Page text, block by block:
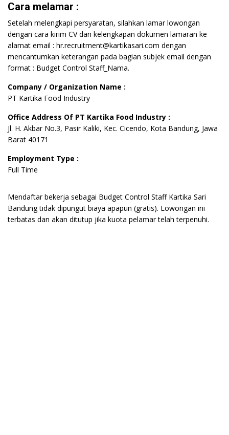
Cara melamar :
Setelah melengkapi persyaratan, silahkan lamar lowongan
dengan cara kirim CV dan kelengkapan dokumen lamaran ke
alamat email : hr.recruitment@kartikasari.com dengan
mencantumkan keterangan pada bagian subjek email dengan
format : Budget Control Staff_Nama.
Company / Organization Name :
PT Kartika Food Industry
Office Address Of PT Kartika Food Industry :
Jl. H. Akbar No.3, Pasir Kaliki, Kec. Cicendo, Kota Bandung, Jawa
Barat 40171
Employment Type :
Full Time
Mendaftar bekerja sebagai Budget Control Staff Kartika Sari
Bandung tidak dipungut biaya apapun (gratis). Lowongan ini
terbatas dan akan ditutup jika kuota pelamar telah terpenuhi.